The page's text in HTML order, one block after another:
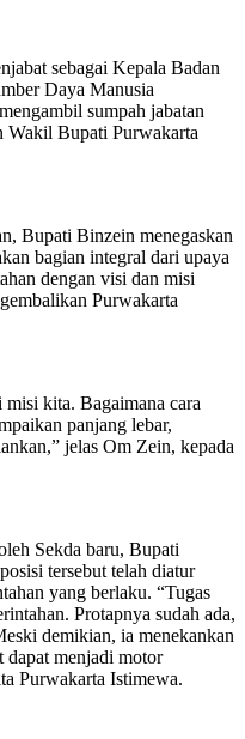
sebagai Kepala Badan
Daya Manusia
sumpah jabatan
Wakil Bupati Purwakarta
Bupati Binzein menegaskan
bagian integral dari upaya
dengan visi dan misi
Purwakarta
misi kita. Bagaimana cara
panjang lebar,
jelas Om Zein, kepada
Sekda baru, Bupati
tersebut telah diatur
yang berlaku. “Tugas
Protapnya sudah ada,
demikian, ia menekankan
dapat menjadi motor
Purwakarta Istimewa.